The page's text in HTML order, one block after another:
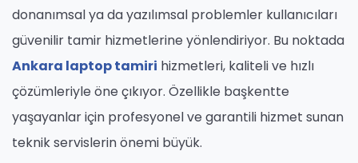
donanımsal ya da yazılımsal problemler kullanıcıları
güvenilir tamir hizmetlerine yönlendiriyor. Bu noktada
Ankara laptop tamiri hizmetleri, kaliteli ve hızlı
çözümleriyle öne çıkıyor. Özellikle başkentte
yaşayanlar için profesyonel ve garantili hizmet sunan
teknik servislerin önemi büyük.